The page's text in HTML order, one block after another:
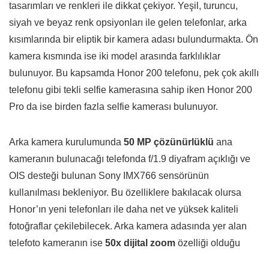
tasarımları ve renkleri ile dikkat çekiyor. Yeşil, turuncu,
siyah ve beyaz renk opsiyonları ile gelen telefonlar, arka
kısımlarında bir eliptik bir kamera adası bulundurmakta. Ön
kamera kısmında ise iki model arasında farklılıklar
bulunuyor. Bu kapsamda Honor 200 telefonu, pek çok akıllı
telefonu gibi tekli selfie kamerasına sahip iken Honor 200
Pro da ise birden fazla selfie kamerası bulunuyor.
Arka kamera kurulumunda 50 MP çözünürlüklü ana
kameranın bulunacağı telefonda f/1.9 diyafram açıklığı ve
OIS desteği bulunan Sony IMX766 sensörünün
kullanılması bekleniyor. Bu özelliklere bakılacak olursa
Honor’ın yeni telefonları ile daha net ve yüksek kaliteli
fotoğraflar çekilebilecek. Arka kamera adasında yer alan
telefoto kameranın ise 50x dijital zoom özelliği olduğu